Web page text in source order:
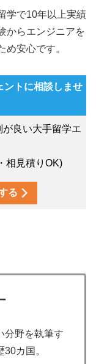
学で10年以上実績
からエンジニアを
め安心です。
ントに相談しませ
良い大手留学エ
相見積りOK)
る
分野を執筆す
カ国。